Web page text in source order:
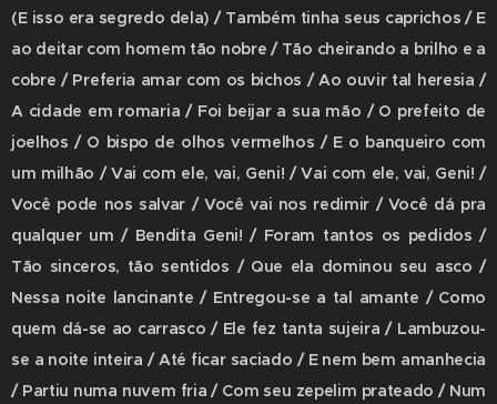
(E isso era segredo dela) / Também tinha seus caprichos / E
ao deitar com homem tão nobre / Tão cheirando a brilho e a
cobre / Preferia amar com os bichos / Ao ouvir tal heresia /
A cidade em romaria / Foi beijar a sua mão / O prefeito de
joelhos / O bispo de olhos vermelhos / E o banqueiro com
um milhão / Vai com ele, vai, Geni! / Vai com ele, vai, Geni! /
Você pode nos salvar / Você vai nos redimir / Você dá pra
qualquer um / Bendita Geni! / Foram tantos os pedidos /
Tão sinceros, tão sentidos / Que ela dominou seu asco /
Nessa noite lancinante / Entregou-se a tal amante / Como
quem dá-se ao carrasco / Ele fez tanta sujeira / Lambuzou-
se a noite inteira / Até ficar saciado / E nem bem amanhecia
/ Partiu numa nuvem fria / Com seu zepelim prateado / Num